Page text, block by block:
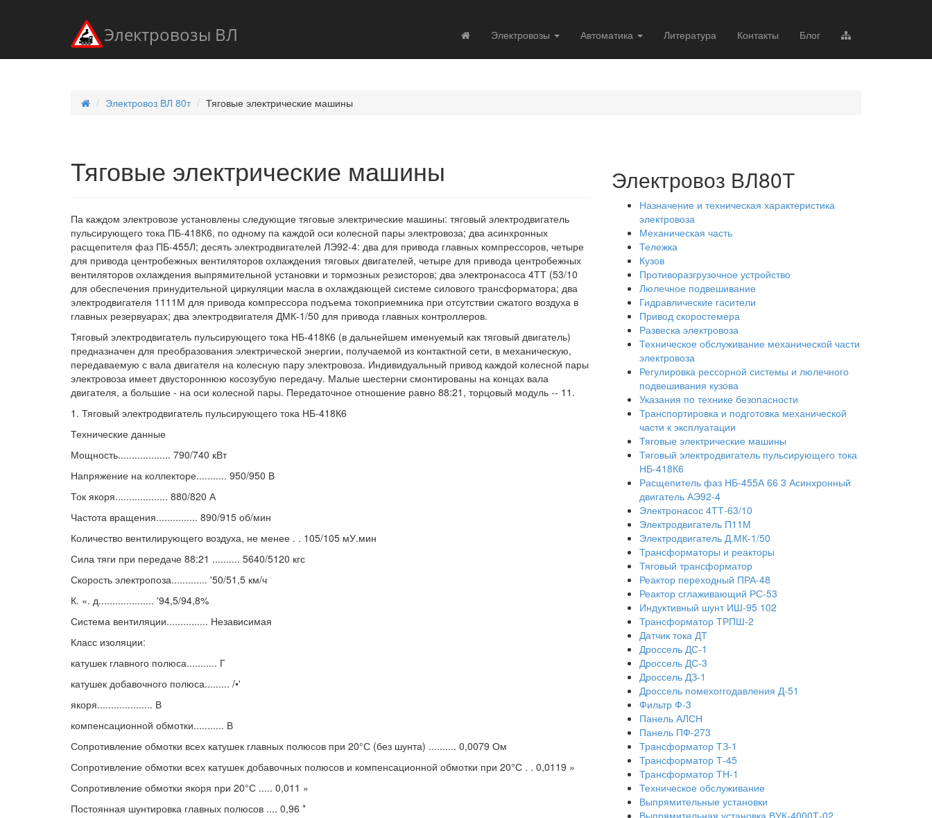
Электровозы ВЛ Электровозы Автоматика Литература Контакты Блог
Электровоз ВЛ 80т Тяговые электрические машины
Тяговые электрические машины
Па каждом электровозе установлены следующие тяговые электрические машины: тяговый электродвигатель
пульсирующего тока ПБ-418К6, по одному па каждой оси колесной пары электровоза; два асинхронных
расщепителя фаз ПБ-455Л; десять электродвигателей ЛЭ92-4: два для привода главных компрессоров, четыре
для привода центробежных вентиляторов охлаждения тяговых двигателей, четыре для привода центробежных
вентиляторов охлаждения выпрямительной установки и тормозных резисторов; два электронасоса 4ТТ (53/10
для обеспечения принудительной циркуляции масла в охлаждающей системе силового трансформатора; два
электродвигателя 1111М для привода компрессора подъема токоприемника при отсутствии сжатого воздуха в
главных резервуарах; два электродвигателя ДМК-1/50 для привода главных контроллеров.
Тяговый электродвигатель пульсирующего тока НБ-418К6 (в дальнейшем именуемый как тяговый двигатель)
предназначен для преобразования электрической энергии, получаемой из контактной сети, в механическую,
передаваемую с вала двигателя на колесную пару электровоза. Индивидуальный привод каждой колесной пары
электровоза имеет двустороннюю косозубую передачу. Малые шестерни смонтированы на концах вала
двигателя, а большие - на оси колесной пары. Передаточное отношение равно 88:21, торцовый модуль -- 11.
1. Тяговый электродвигатель пульсирующего тока НБ-418К6
Технические данные
Мощность................... 790/740 кВт
Напряжение на коллекторе........... 950/950 В
Ток якоря................... 880/820 А
Частота вращения............... 890/915 об/мин
Количество вентилирующего воздуха, не менее . . 105/105 мУ.мин
Сила тяги при передаче 88:21 .......... 5640/5120 кгс
Скорость электропоза............. '50/51,5 км/ч
К. «. д.................... '94,5/94,8%
Система вентиляции............... Независимая
Класс изоляции:
катушек главного полюса........... Г
катушек добавочного полюса......... /•'
якоря.................... В
компенсационной обмотки........... В
Сопротивление обмотки всех катушек главных полюсов при 20°С (без шунта) .......... 0,0079 Ом
Сопротивление обмотки всех катушек добавочных полюсов и компенсационной обмотки при 20°С . . 0,0119 »
Сопротивление обмотки якоря при 20°С ..... 0,011 »
Постоянная шунтировка главных полюсов .... 0,96 *
Электровоз ВЛ80Т
Назначение и техническая характеристика
электровоза
Механическая часть
Тележка
Кузов
Противоразгрузочное устройство
Люлечное подвешивание
Гидравлические гасители
Привод скоростемера
Развеска электровоза
Техническое обслуживание механической части
электровоза
Регулировка рессорной системы и люлечного
подвешивания кузова
Указания по технике безопасности
Транспортировка и подготовка механической
части к эксплуатации
Тяговые электрические машины
Тяговый электродвигатель пульсирующего тока
НБ-418К6
Расщепитель фаз НБ-455А 66 3 Асинхронный
двигатель АЭ92-4
Электронасос 4ТТ-63/10
Электродвигатель П11М
Электродвигатель Д.МК-1/50
Трансформаторы и реакторы
Тяговый трансформатор
Реактор переходный ПРА-48
Реактор сглаживающий РС-53
Индуктивный шунт ИШ-95 102
Трансформатор ТРПШ-2
Датчик тока ДТ
Дроссель ДС-1
Дроссель ДС-3
Дроссель ДЗ-1
Дроссель помехоггодавления Д-51
Фильтр Ф-3
Панель АЛСН
Панель ПФ-273
Трансформатор ТЗ-1
Трансформатор Т-45
Трансформатор ТН-1
Техническое обслуживание
Выпрямительные установки
Выпрямительная установка ВУК-4000Т-02